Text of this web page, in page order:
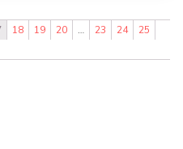
18 19 20 … 23 24
25